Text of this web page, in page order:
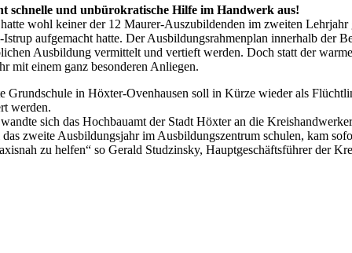
schnelle und unbürokratische Hilfe im Handwerk aus!
wohl keiner der 12 Maurer-Auszubildenden im zweiten
aufgemacht hatte. Der Ausbildungsrahmenplan innerhalb der
Ausbildung vermittelt und vertieft werden. Doch statt der
mit einem ganz besonderen Anliegen.
Grundschule in Höxter-Ovenhausen soll in Kürze wieder als
werden.
sich das Hochbauamt der Stadt Höxter an die
zweite Ausbildungsjahr im Ausbildungszentrum schulen, kam
zu helfen“ so Gerald Studzinsky, Hauptgeschäftsführer der